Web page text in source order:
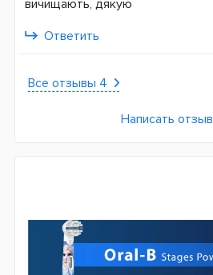
вичищають, дякую
Ответить
Все отзывы 4
Написать отзыв